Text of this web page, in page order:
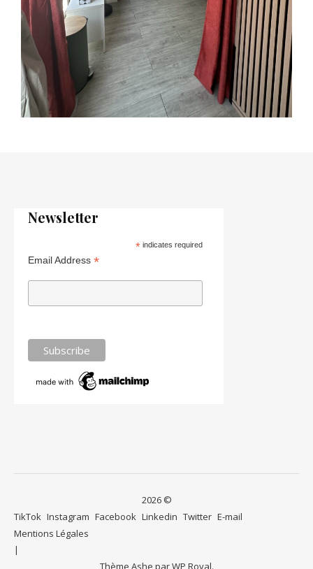
Newsletter
*indicates required
Email Address *
2026 ©
TikTok Instagram Facebook Linkedin Twitter E-mail
Mentions Légales
Thème Ashe parWP Royal.